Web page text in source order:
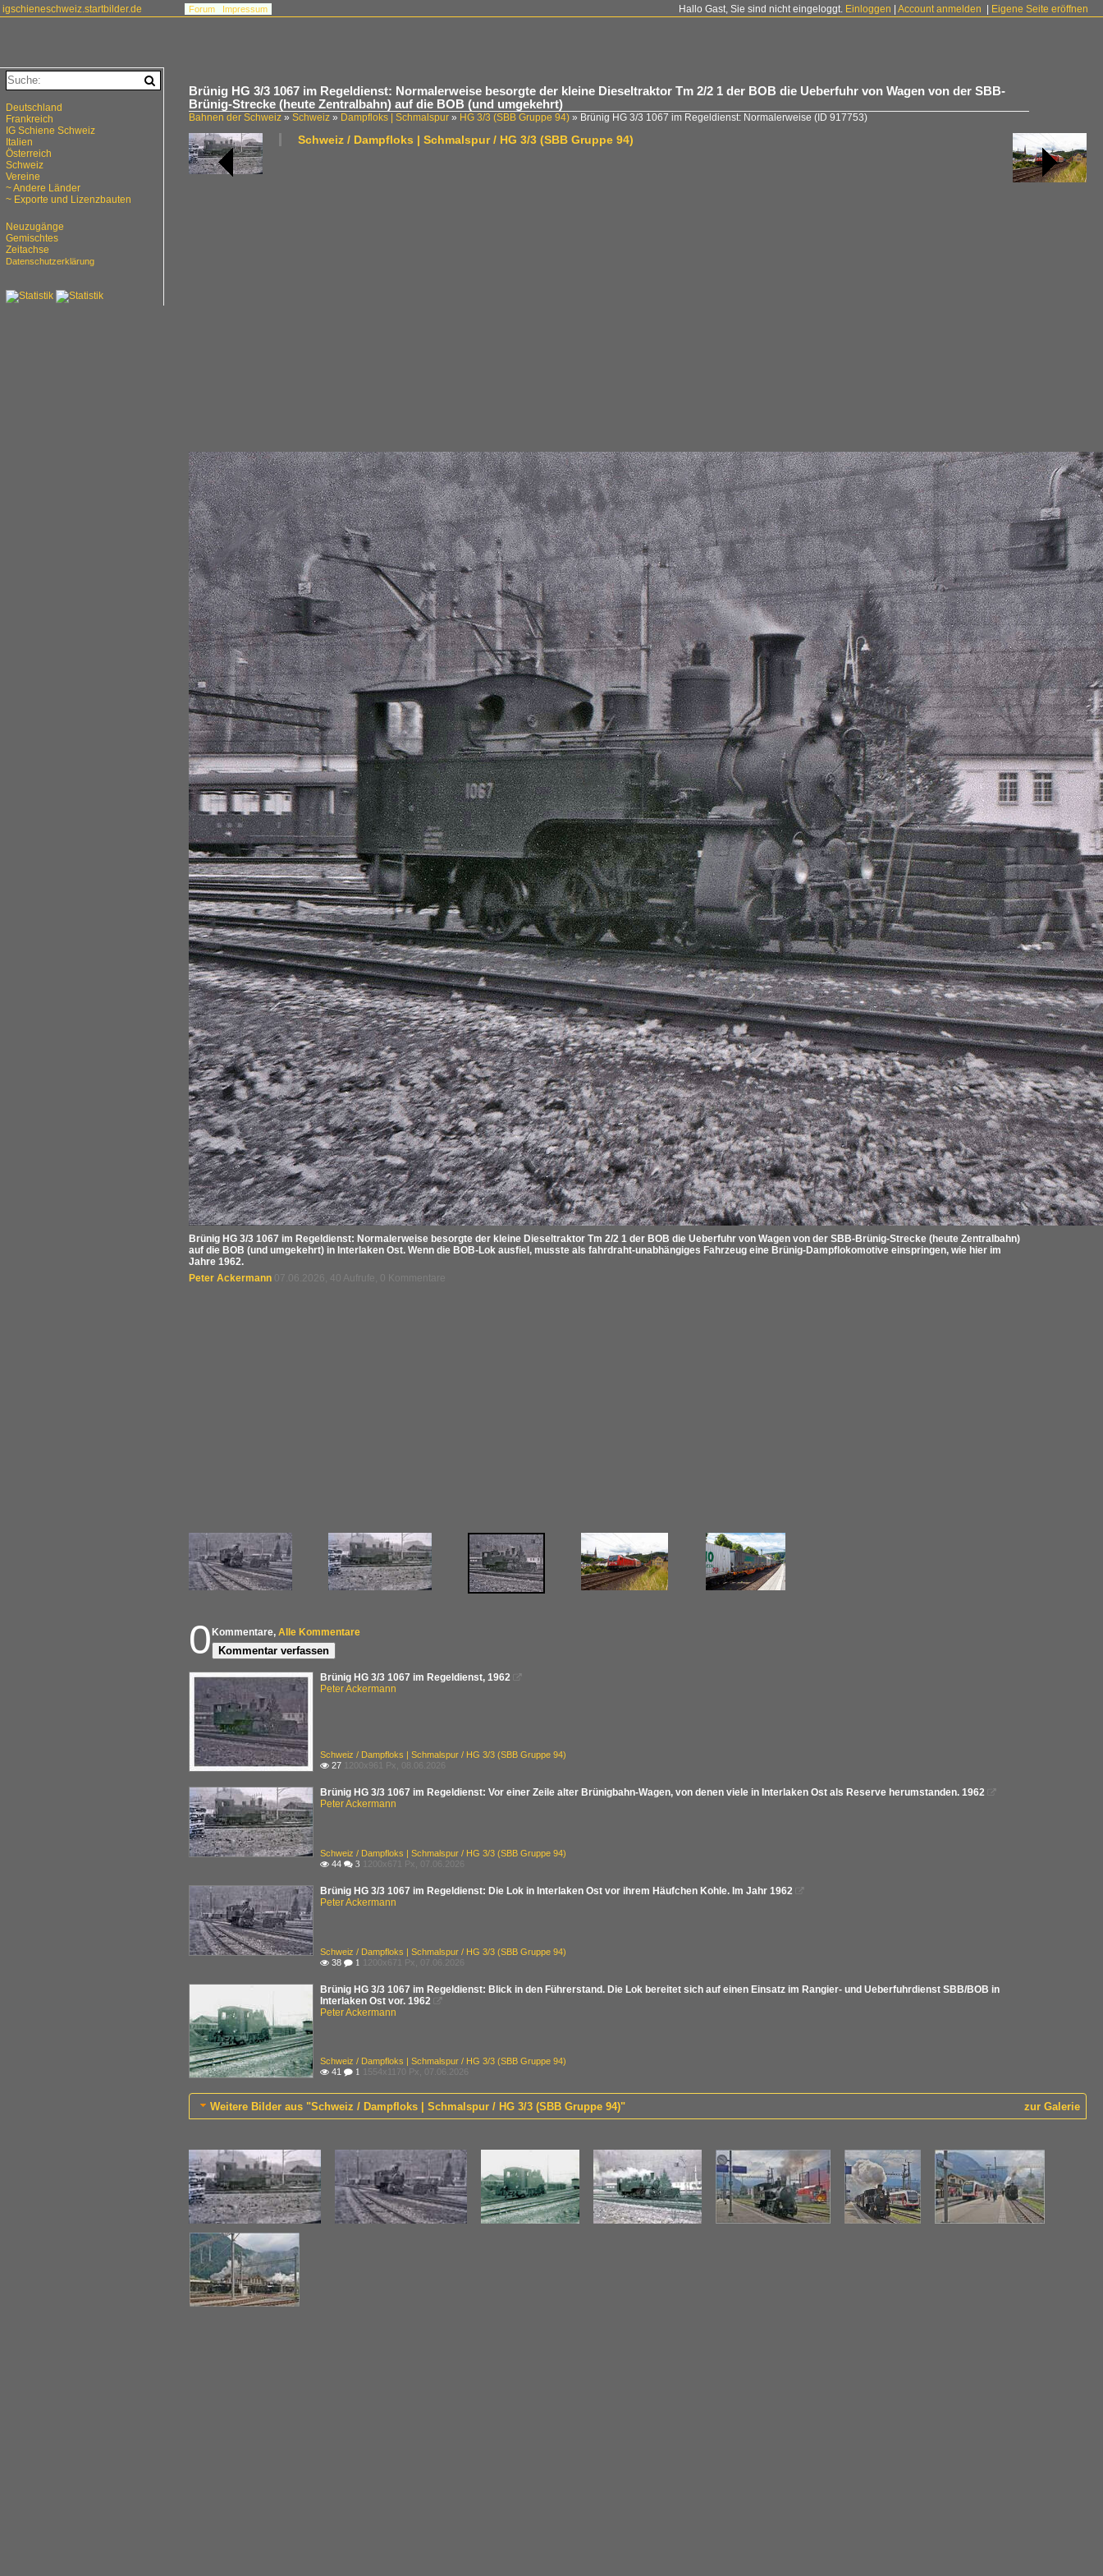
igschieneschweiz.startbilder.de Hallo Gast, Sie sind nicht eingeloggt. Einloggen Account anmelden Eigene Seite eröffnen
Forum Impressum
Brünig HG 3/3 1067 im Regeldienst: Normalerweise besorgte der kleine Dieseltraktor Tm 2/2 1 der BOB die Ueberfuhr von Wagen von der SBB-
Brünig-Strecke (heute Zentralbahn) auf die BOB (und umgekehrt)
Bahnen der Schweiz » Schweiz » Dampfloks | Schmalspur » HG 3/3 (SBB Gruppe 94) » Brünig HG 3/3 1067 im Regeldienst: Normalerweise (ID 917753)
Schweiz / Dampfloks | Schmalspur / HG 3/3 (SBB Gruppe 94)
Brünig HG 3/3 1067 im Regeldienst: Normalerweise besorgte der kleine Dieseltraktor Tm 2/2 1 der BOB die Ueberfuhr von Wagen von der SBB-Brünig-Strecke (heute Zentralbahn)
auf die BOB (und umgekehrt) in Interlaken Ost. Wenn die BOB-Lok ausfiel, musste als fahrdraht-unabhängiges Fahrzeug eine Brünig-Dampflokomotive einspringen, wie hier im
Jahre 1962.
Peter Ackermann 07.06.2026, 40 Aufrufe, 0 Kommentare
0 Kommentare, Alle Kommentare
Kommentar verfassen
Brünig HG 3/3 1067 im Regeldienst, 1962 
Peter Ackermann
Schweiz / Dampfloks | Schmalspur / HG 3/3 (SBB Gruppe 94)
 27 1200x961 Px, 08.06.2026
Brünig HG 3/3 1067 im Regeldienst: Vor einer Zeile alter Brünigbahn-Wagen, von denen viele in Interlaken Ost als Reserve herumstanden. 1962 
Peter Ackermann
Schweiz / Dampfloks | Schmalspur / HG 3/3 (SBB Gruppe 94)
 44  3 1200x671 Px, 07.06.2026
Brünig HG 3/3 1067 im Regeldienst: Die Lok in Interlaken Ost vor ihrem Häufchen Kohle. Im Jahr 1962 
Peter Ackermann
Schweiz / Dampfloks | Schmalspur / HG 3/3 (SBB Gruppe 94)
 38  1 1200x671 Px, 07.06.2026
Brünig HG 3/3 1067 im Regeldienst: Blick in den Führerstand. Die Lok bereitet sich auf einen Einsatz im Rangier- und Ueberfuhrdienst SBB/BOB in
Interlaken Ost vor. 1962

Peter Ackermann
Schweiz / Dampfloks | Schmalspur / HG 3/3 (SBB Gruppe 94)
 41  1 1554x1170 Px, 07.06.2026
zur Galerie
Weitere Bilder aus "Schweiz / Dampfloks | Schmalspur / HG 3/3 (SBB Gruppe 94)"
Deutschland
Frankreich
IG Schiene Schweiz
Italien
Österreich
Schweiz
Vereine
~ Andere Länder
~ Exporte und Lizenzbauten
Neuzugänge
Gemischtes
Zeitachse
Datenschutzerklärung